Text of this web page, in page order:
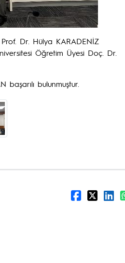
Dr. Hülya KARADENİZ
Öğretim Üyesi Doç. Dr.
başarılı bulunmuştur.